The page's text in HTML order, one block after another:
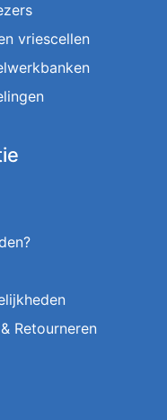
vriescellen
Retourneren